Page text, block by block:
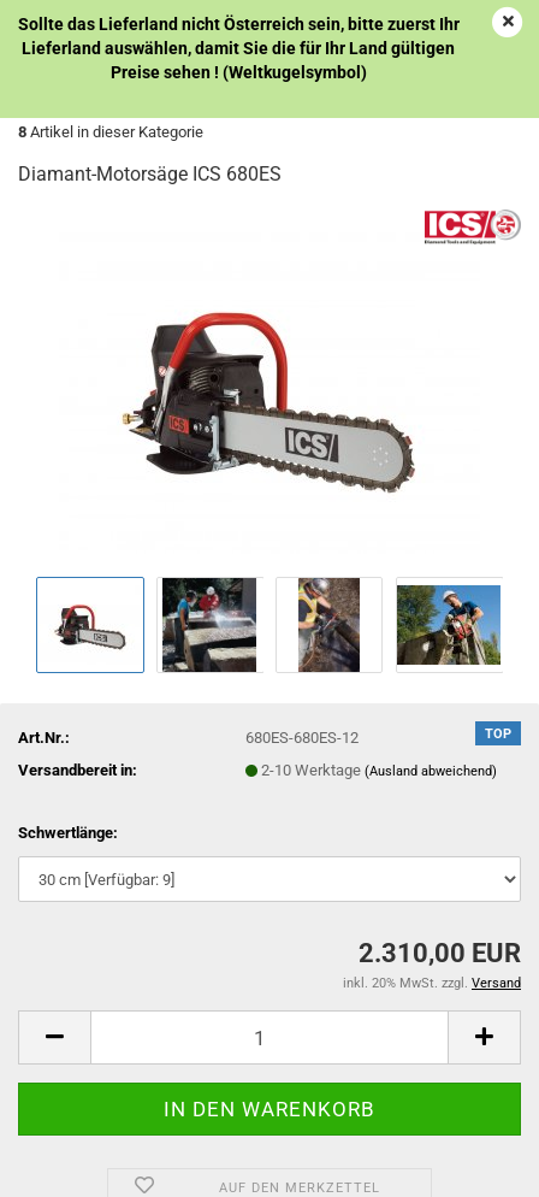
Sollte das Lieferland nicht Österreich sein, bitte zuerst Ihr
Lieferland auswählen, damit Sie die für Ihr Land gültigen
Preise sehen ! (Weltkugelsymbol)
8 Artikel in dieser Kategorie
Diamant-Motorsäge ICS 680ES
TOP
Art.Nr.:
680ES-680ES-12
Versandbereit in:
2-10 Werktage(Ausland abweichend)
Schwertlänge:
2.310,00 EUR
inkl. 20% MwSt. zzgl. Versand
AUF DEN MERKZETTEL